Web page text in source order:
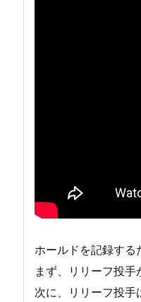
ホールドを記録する
まず、リリーフ投手
次に、リリーフ投手